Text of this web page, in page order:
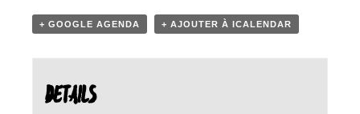
+ GOOGLE AGENDA + AJOUTER À ICALENDAR
DETAILS